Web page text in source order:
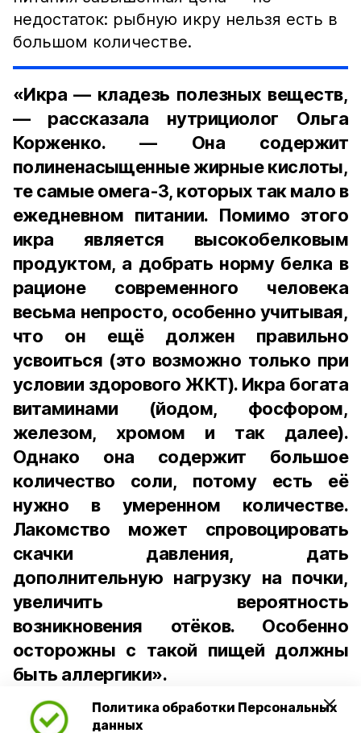
Политика обработки Персональных
данных
недостаток: рыбную икру нельзя есть в
большом количестве.
«Икра — кладезь полезных веществ,
— рассказала нутрициолог Ольга
Корженко. — Она содержит
полиненасыщенные жирные кислоты,
те самые омега-3, которых так мало в
ежедневном питании. Помимо этого
икра является высокобелковым
продуктом, а добрать норму белка в
рационе современного человека
весьма непросто, особенно учитывая,
что он ещё должен правильно
усвоиться (это возможно только при
условии здорового ЖКТ). Икра богата
витаминами (йодом, фосфором,
железом, хромом и так далее).
Однако она содержит большое
количество соли, потому есть её
нужно в умеренном количестве.
Лакомство может спровоцировать
скачки давления, дать
дополнительную нагрузку на почки,
увеличить вероятность
возникновения отёков. Особенно
осторожны с такой пищей должны
быть аллергики».
Для взрослого человека безопасной